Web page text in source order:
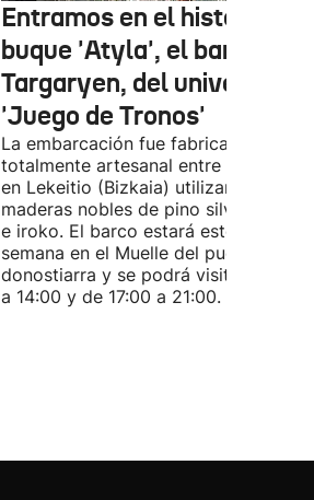
Entramos en el histórico
buque 'Atyla', el barco
Targaryen, del universo de
'Juego de Tronos'
La embarcación fue fabricada de
totalmente artesanal entre 1980 y
en Lekeitio (Bizkaia) utilizando
maderas nobles de pino silvestre,
e iroko. El barco estará este fin de
semana en el Muelle del puerto
donostiarra y se podrá visitar de
a 14:00 y de 17:00 a 21:00.